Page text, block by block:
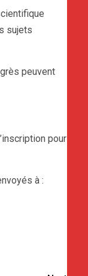
sujets
peuvent
pour
à :